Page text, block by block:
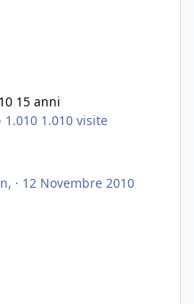
15 anni
1.010 visite
, · 12 Novembre 2010